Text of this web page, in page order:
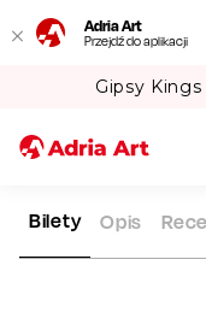
Adria Art
Przejdź do aplikacji
Gipsy
ADRIA ART
Bilety Opis